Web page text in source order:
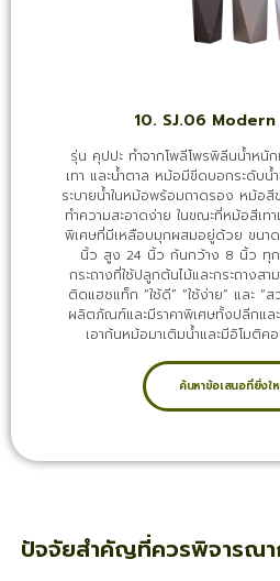
10. SJ.06
รุ่น คุปปะ ทำจากโพลีโพรพิลีนน้ำหนั
เทา และน้ำตาล หม้อมีขีดบอกระดับน้
ระบายน้ำในหม้อพร้อมถาดรอง หม้อสี
ทำความสะอาดง่าย ในขณะที่หม้อสีเท
พิเศษที่มีเหลือบมุกผสมอยู่ด้วย ขนาด
นิ้ว สูง 24 นิ้ว ก้นกว้าง 8 นิ้ว ทุก
กระถางที่ใช้ปลูกต้นไม้และกระถางส
ติดแฮชแท็ก “ใช้ดี” “ใช้ง่าย” และ “
ผลิตภัณฑ์และมีราคาพิเศษทั้งปลีกแล
เอาก้นหม้อมาเติมน้ำและมีอิโมติ
ค้นหาข้อเสนอที่ยิ่ง
ปัจจัยสำคัญที่ควรพิจารณา